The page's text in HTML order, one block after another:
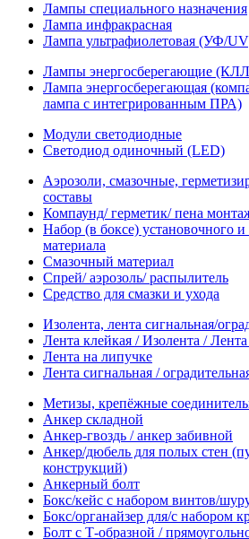
Лампы специального назначения
Лампа инфракрасная
Лампа ультрафиолетовая (УФ/
Лампы энергосберегающие
Лампа энергосберегающая
лампа с интегрированным ПРА)
Модули светодиодные
Светодиод одиночный (LED)
Аэрозоли, смазочные,
составы
Компаунд/ герметик/ пена
Набор (в боксе) установочного
материала
Смазочный материал
Спрей/ аэрозоль/ распылитель
Средство для смазки и ухода
Изолента, лента сигнальная/
Лента клейкая / Изолента /
Лента на липучке
Лента сигнальная /
Метизы, крепёжные
Анкер складной
Анкер-гвоздь / анкер забивной
Анкер/дюбель для полых стен
конструкций)
Анкерный болт
Бокс/кейс с набором винтов/
Бокс/органайзер для/с набором
Болт с Т-образной /